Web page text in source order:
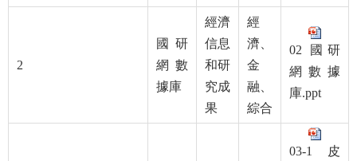
2
國研
網數
據庫
經濟
信息
和研
究成
果
經
濟、
金
融、
綜合
02 國研
網數據
庫.ppt
03-1 皮